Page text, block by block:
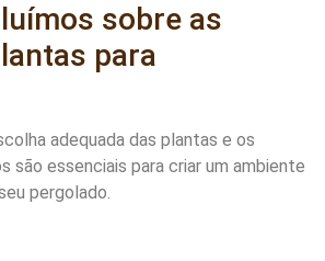
sobre as
para
adequada das plantas e os
são essenciais para criar um ambiente
pergolado.